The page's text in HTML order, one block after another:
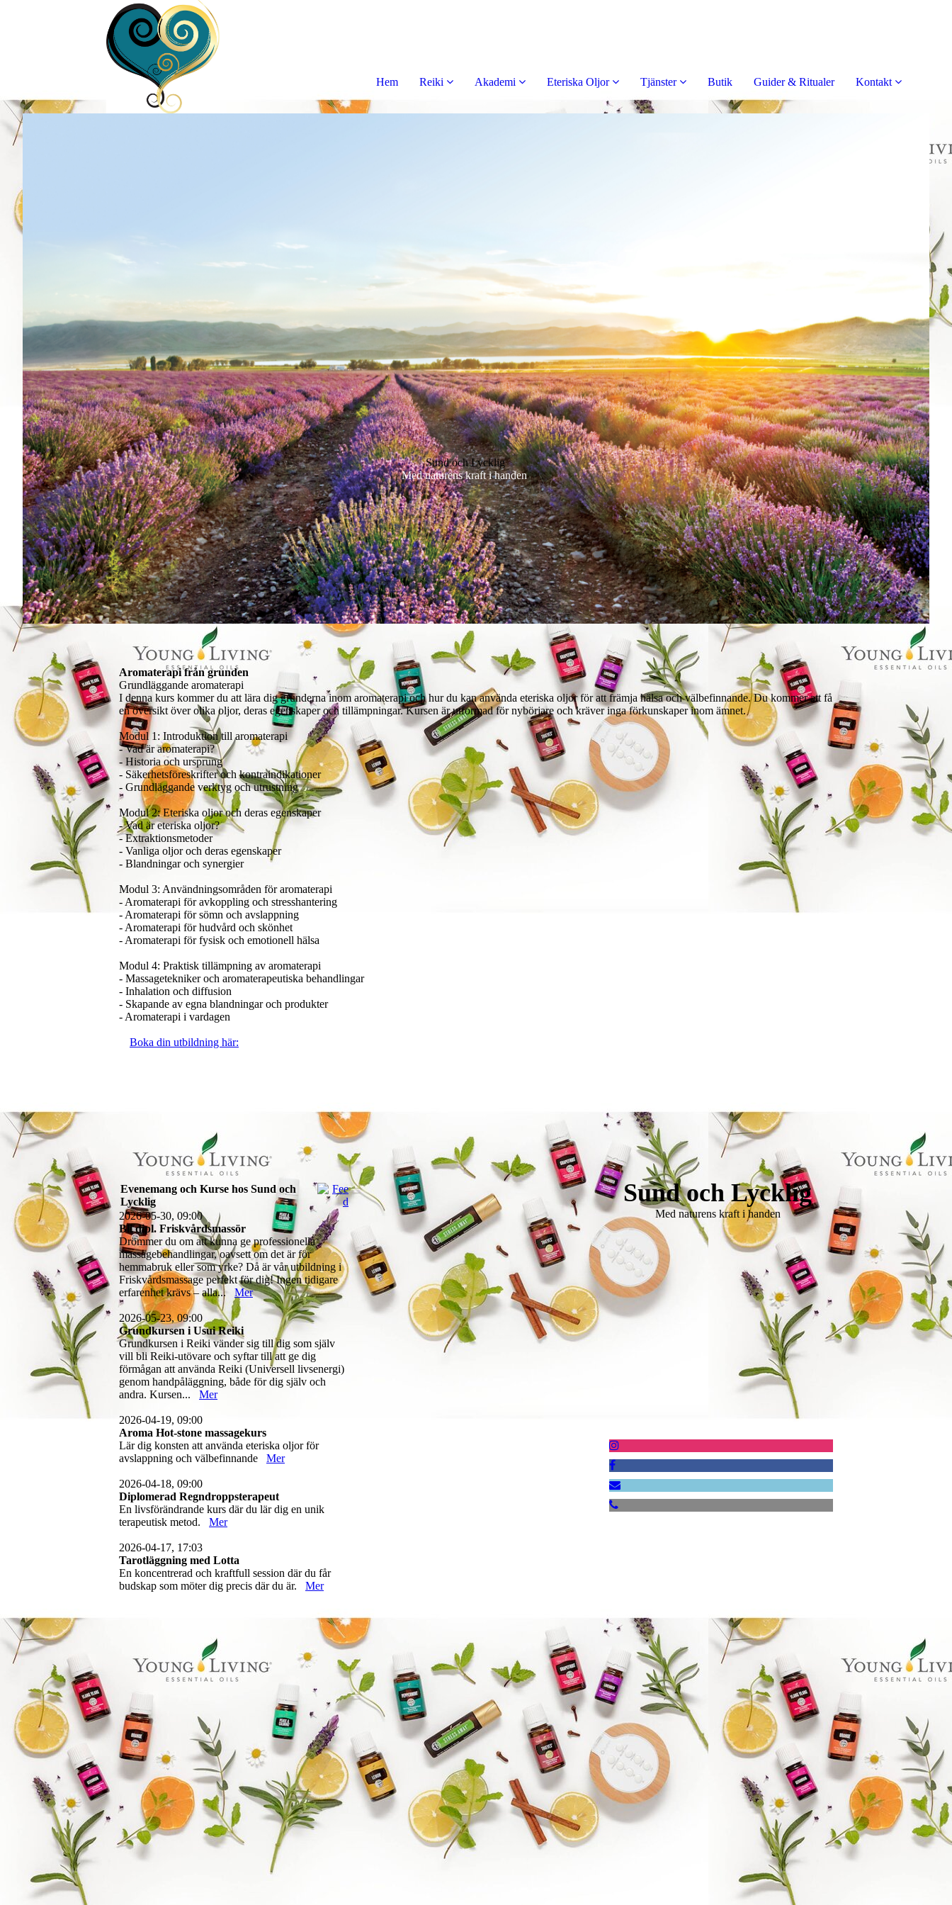
Hem Reiki Akademi Eteriska Oljor Tjänster Butik Guider & Ritualer Kontakt
Sund och Lycklig
Med naturens kraft i handen
Aromaterapi från grunden
Grundläggande aromaterapi
I denna kurs kommer du att lära dig grunderna inom aromaterapi och hur du kan använda eteriska oljor för att främja hälsa och välbefinnande. Du kommer att få
en översikt över olika oljor, deras egenskaper och tillämpningar. Kursen är utformad för nybörjare och kräver inga förkunskaper inom ämnet.
Modul 1: Introduktion till aromaterapi
- Vad är aromaterapi?
- Historia och ursprung
- Säkerhetsföreskrifter och kontraindikationer
- Grundläggande verktyg och utrustning
Modul 2: Eteriska oljor och deras egenskaper
- Vad är eteriska oljor?
- Extraktionsmetoder
- Vanliga oljor och deras egenskaper
- Blandningar och synergier
Modul 3: Användningsområden för aromaterapi
- Aromaterapi för avkoppling och stresshantering
- Aromaterapi för sömn och avslappning
- Aromaterapi för hudvård och skönhet
- Aromaterapi för fysisk och emotionell hälsa
Modul 4: Praktisk tillämpning av aromaterapi
- Massagetekniker och aromaterapeutiska behandlingar
- Inhalation och diffusion
- Skapande av egna blandningar och produkter
- Aromaterapi i vardagen
Boka din utbildning här:
Evenemang och Kurse hos Sund och
Lycklig
2026-05-30, 09:00
Bli dipl. Friskvårdsmassör
Drömmer du om att kunna ge professionella
massagebehandlingar, oavsett om det är för
hemmabruk eller som yrke? Då är vår utbildning i
Friskvårdsmassage perfekt för dig! Ingen tidigare
erfarenhet krävs – alla... Mer
2026-05-23, 09:00
Grundkursen i Usui Reiki
Grundkursen i Reiki vänder sig till dig som själv
vill bli Reiki-utövare och syftar till att ge dig
förmågan att använda Reiki (Universell livsenergi)
genom handpåläggning, både för dig själv och
andra. Kursen... Mer
2026-04-19, 09:00
Aroma Hot-stone massagekurs
Lär dig konsten att använda eteriska oljor för
avslappning och välbefinnande Mer
2026-04-18, 09:00
Diplomerad Regndroppsterapeut
En livsförändrande kurs där du lär dig en unik
terapeutisk metod. Mer
2026-04-17, 17:03
Tarotläggning med Lotta
En koncentrerad och kraftfull session där du får
budskap som möter dig precis där du är. Mer
Sund och Lycklig
Med naturens kraft i handen